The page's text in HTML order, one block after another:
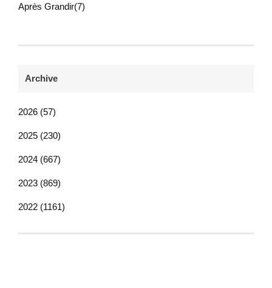
Après Grandir(7)
Archive
2026 (57)
2025 (230)
2024 (667)
2023 (869)
2022 (1161)